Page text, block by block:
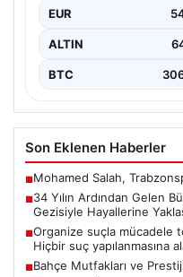
EUR
ALTIN
BTC
Son Eklenen Haberler
■Mohamed Salah,
■34 Yılın Ardından Gelen
Gezisiyle Hayallerine
■Organize suçla mücadele
Hiçbir suç yapılanmasına
■Bahçe Mutfakları ve